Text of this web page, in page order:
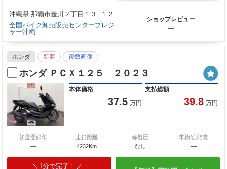
沖縄県 那覇市壺川２丁目１３−１２
全国バイク卸売販売センタープレジ
ャー沖縄
ショップレビュー
―
ホンダ 新着 複数画像
ホンダ ＰＣＸ１２５ ２０２３
本体価格
37.5 万円
支払総額
39.8 万円
初度登録年
―
走行距離
4232Km
修復歴
なし
車検/自賠責
―
1分で完了！